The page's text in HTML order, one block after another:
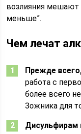
возлияния
меньше”.
Чем лечат
Прежде
работа с
более всего
Зожника для
Дисульфирам